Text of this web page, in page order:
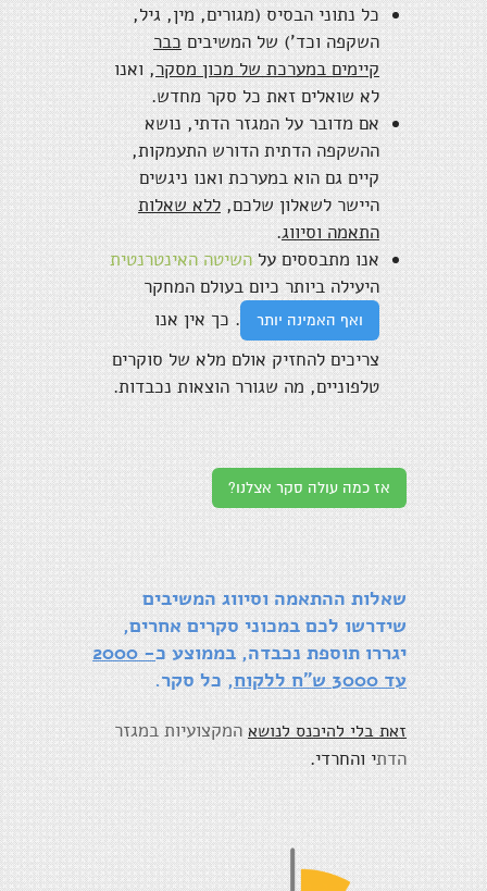
כל נתוני הבסיס (מגורים, מין, גיל,
השקפה וכד') של המשיביםכבר
קיימים במערכת של מכון מסקר, ואנו
לא שואלים זאת כל סקר מחדש.
אם מדובר על המגזר הדתי, נושא
ההשקפה הדתית הדורש התעמקות,
קיים גם הוא במערכת ואנו ניגשים
היישר לשאלון שלכם,ללא שאלות
התאמה וסיווג.
אנו מתבססים עלהשיטה האינטרנטית
היעילה ביותר כיום בעולם המחקר
ואף האמינה יותר
. כך אין אנו
צריכים להחזיק אולם מלא של סוקרים
טלפוניים, מה שגורר הוצאות נכבדות.
אז כמה עולה סקר אצלנו?
שאלות ההתאמה וסיווג המשיבים
שידרשו לכם במכוני סקרים אחרים,
יגררו תוספת נכבדה, בממוצעכ
- 2000
עד 3000 ש"ח ללקוח
,כל סקר.
זאת בלי להיכנס לנושא המקצועיות במגזר
הדתי והחרדי.